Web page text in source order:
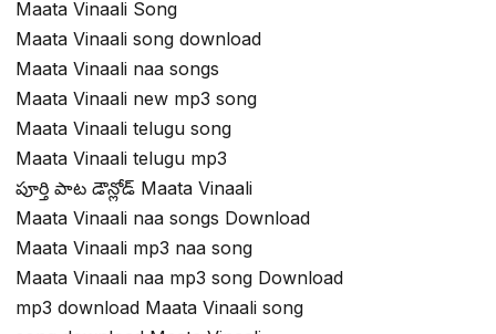
Maata Vinaali Song
Maata Vinaali song download
Maata Vinaali naa songs
Maata Vinaali new mp3 song
Maata Vinaali telugu song
Maata Vinaali telugu mp3
పూర్తి పాట డౌన్లోడ్ Maata Vinaali
Maata Vinaali naa songs Download
Maata Vinaali mp3 naa song
Maata Vinaali naa mp3 song Download
mp3 download Maata Vinaali song